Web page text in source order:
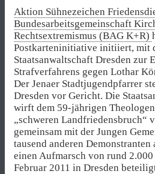
Aktion Sühnezeichen
Bundesarbeitsgemeinschaft
Rechtsextremismus (BAG K+R)
Postkarteninitiative initiiert, mit
Staatsanwaltschaft Dresden zur
Strafverfahrens gegen Lothar
Der Jenaer Stadtjugendpfarrer
Dresden vor Gericht. Die
wirft dem 59-jährigen
„schweren Landfriedensbruch“
gemeinsam mit der Jungen
tausend anderen Demonstranten
einen Aufmarsch von rund 2.000
Februar 2011 in Dresden